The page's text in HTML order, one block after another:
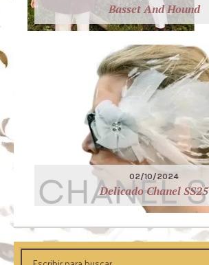
Basset And Hound
02/10/2024
Delicado Chanel SS25